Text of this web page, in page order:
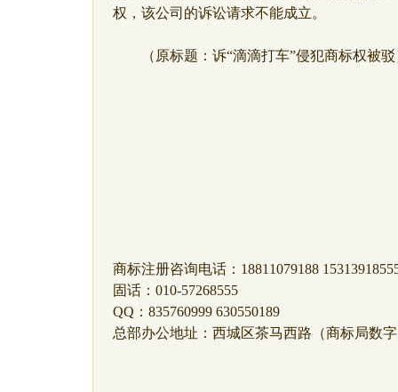
权，该公司的诉讼请求不能成立。
（原标题：诉“滴滴打车”侵犯商标权被驳
商标注册咨询电话：18811079188
固话：010-57268555
QQ：835760999 630550189
总部办公地址：西城区茶马西路（商标局数